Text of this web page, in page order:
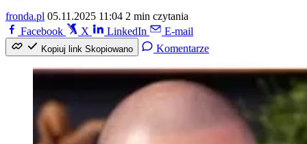
fronda.pl 05.11.2025 11:04 2 min czytania
Facebook
X LinkedIn E-mail
Kopiuj link Skopiowano Komentarze